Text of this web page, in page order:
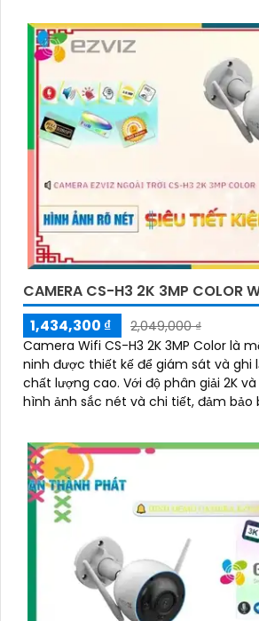
hợp tấm pin năng lượng mặt trời và
IP65 chống nước và bụi giúp hoạt
điều kiện thời tiết.
CAMERA CS-H3 2K 3MP COLOR
1,434,300 ₫
2,049,000 ₫
Camera Wifi CS-H3 2K 3MP Color là
ninh được thiết kế để giám sát và ghi
chất lượng cao. Với độ phân giải 2K và 3MP, nó cung cấp
hình ảnh sắc nét và chi tiết, đảm bảo